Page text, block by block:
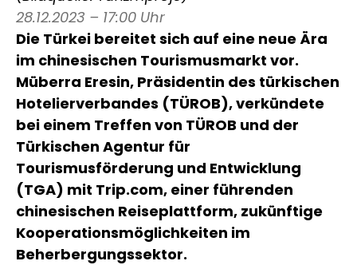
28.12.2023 – 17:00 Uhr
Die Türkei bereitet sich auf eine neue Ära
im chinesischen Tourismusmarkt vor.
Müberra Eresin, Präsidentin des türkischen
Hotelierverbandes (TÜROB), verkündete
bei einem Treffen von TÜROB und der
Türkischen Agentur für
Tourismusförderung und Entwicklung
(TGA) mit Trip.com, einer führenden
chinesischen Reiseplattform, zukünftige
Kooperationsmöglichkeiten im
Beherbergungssektor.